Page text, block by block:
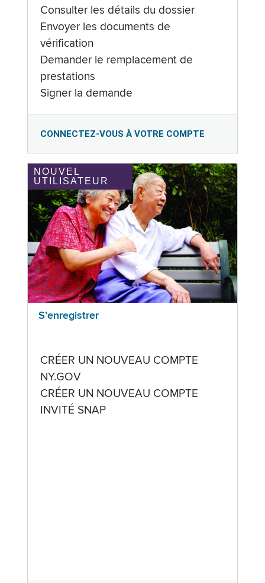
Consulter les détails du dossier
Envoyer les documents de
vérification
Demander le remplacement de
prestations
Signer la demande
CONNECTEZ-VOUS À VOTRE COMPTE
NOUVEL
UTILISATEUR
S’enregistrer
CRÉER UN NOUVEAU COMPTE
NY.GOV
CRÉER UN NOUVEAU COMPTE
INVITÉ SNAP